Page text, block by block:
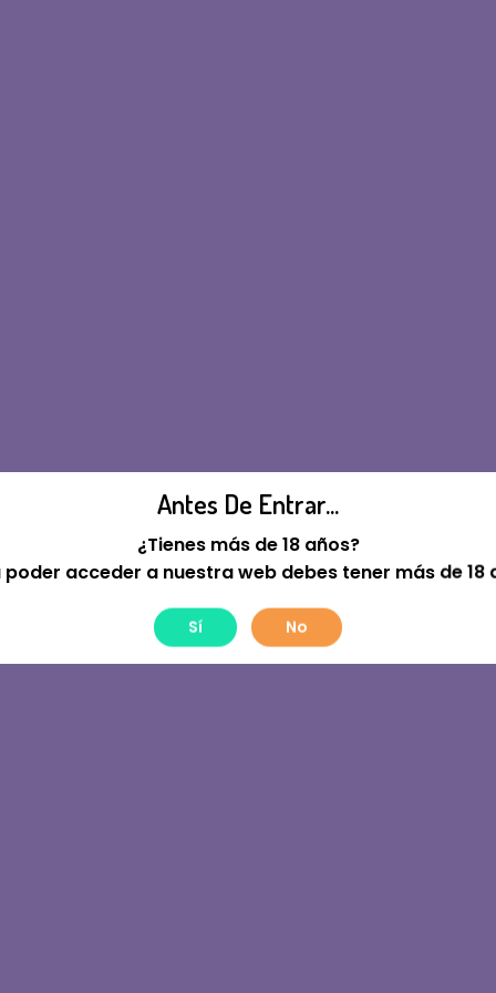
Antes De Entrar...
¿Tienes más de 18 años?
poder acceder a nuestra web debes tener más de 18
Sí No
Estamos